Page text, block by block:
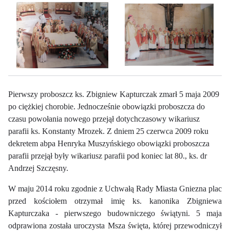
Pierwszy proboszcz ks. Zbigniew Kapturczak zmarł 5 maja 2009
po ciężkiej chorobie. Jednocześnie obowiązki proboszcza do
czasu powołania nowego przejął dotychczasowy wikariusz
parafii ks. Konstanty Mrozek. Z dniem 25 czerwca 2009 roku
dekretem abpa Henryka Muszyńskiego obowiązki proboszcza
parafii przejął były wikariusz parafii pod koniec lat 80., ks. dr
Andrzej Szczęsny.
W maju 2014 roku zgodnie z Uchwałą Rady Miasta Gniezna plac
przed kościołem otrzymał imię ks. kanonika Zbigniewa
Kapturczaka - pierwszego budowniczego świątyni. 5 maja
odprawiona została uroczysta Msza święta, której przewodniczył